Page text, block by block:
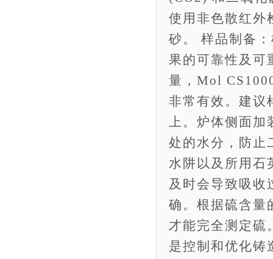
使用非色散红外
砂。 样品制备
果的可靠性及可
量，Mol
非常有效。建议
上。炉体侧面加
处的水分，防止
水阱以及所用石
及时会导致吸收
确。根据硫含量
才能完全测定硫
是控制和优化铸